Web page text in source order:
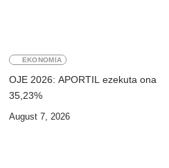
EKONOMIA
OJE 2026: APORTIL ezekuta ona
35,23%
August 7, 2026